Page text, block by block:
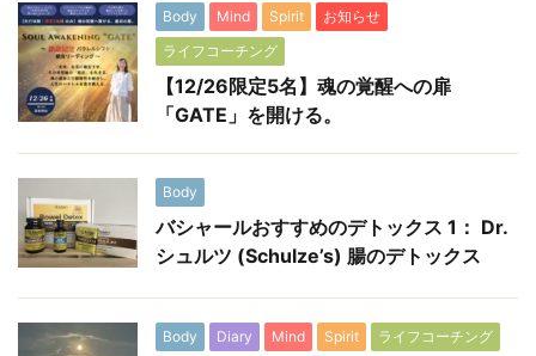
Body Mind Spirit
お知らせ
ライフコーチング
【12/26限定5名】魂の覚醒への扉
「GATE」を開ける。
Body
バシャールおすすめのデトックス 1： Dr.
シュルツ (Schulze’s) 腸のデトックス
Body Diary Mind Spirit ライフコーチング